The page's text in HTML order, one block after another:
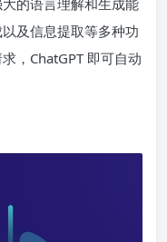
的语言理解和生成能
及信息提取等多种功
，ChatGPT 即可自动